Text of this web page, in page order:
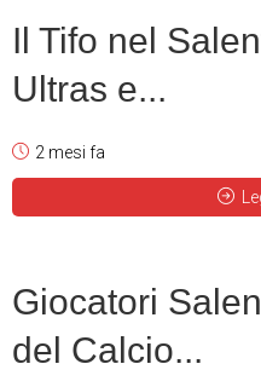
Il Tifo nel
Ultras e...
2 mesi fa
Giocatori
del Calcio...